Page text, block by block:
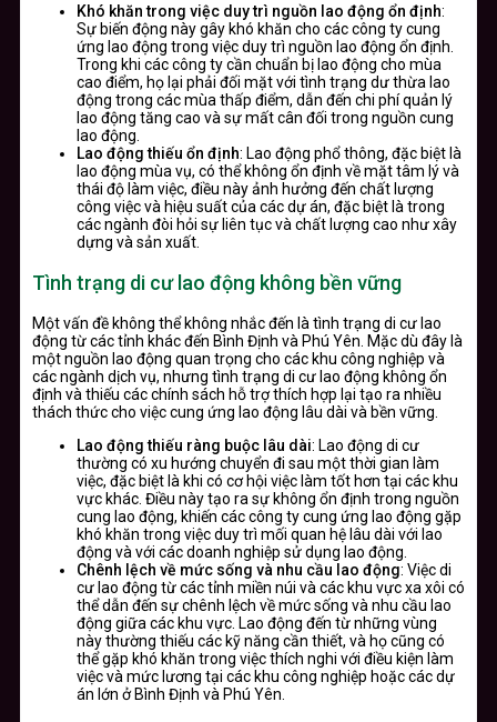
Khó khăn trong việc duy trì nguồn lao động ổn định:
Sự biến động này gây khó khăn cho các công ty cung
ứng lao động trong việc duy trì nguồn lao động ổn định.
Trong khi các công ty cần chuẩn bị lao động cho mùa
cao điểm, họ lại phải đối mặt với tình trạng dư thừa lao
động trong các mùa thấp điểm, dẫn đến chi phí quản lý
lao động tăng cao và sự mất cân đối trong nguồn cung
lao động.
Lao động thiếu ổn định: Lao động phổ thông, đặc biệt là
lao động mùa vụ, có thể không ổn định về mặt tâm lý và
thái độ làm việc, điều này ảnh hưởng đến chất lượng
công việc và hiệu suất của các dự án, đặc biệt là trong
các ngành đòi hỏi sự liên tục và chất lượng cao như xây
dựng và sản xuất.
Tình trạng di cư lao động không bền vững
Một vấn đề không thể không nhắc đến là tình trạng di cư lao
động từ các tỉnh khác đến Bình Định và Phú Yên. Mặc dù đây là
một nguồn lao động quan trọng cho các khu công nghiệp và
các ngành dịch vụ, nhưng tình trạng di cư lao động không ổn
định và thiếu các chính sách hỗ trợ thích hợp lại tạo ra nhiều
thách thức cho việc cung ứng lao động lâu dài và bền vững.
Lao động thiếu ràng buộc lâu dài: Lao động di cư
thường có xu hướng chuyển đi sau một thời gian làm
việc, đặc biệt là khi có cơ hội việc làm tốt hơn tại các khu
vực khác. Điều này tạo ra sự không ổn định trong nguồn
cung lao động, khiến các công ty cung ứng lao động gặp
khó khăn trong việc duy trì mối quan hệ lâu dài với lao
động và với các doanh nghiệp sử dụng lao động.
Chênh lệch về mức sống và nhu cầu lao động: Việc di
cư lao động từ các tỉnh miền núi và các khu vực xa xôi có
thể dẫn đến sự chênh lệch về mức sống và nhu cầu lao
động giữa các khu vực. Lao động đến từ những vùng
này thường thiếu các kỹ năng cần thiết, và họ cũng có
thể gặp khó khăn trong việc thích nghi với điều kiện làm
việc và mức lương tại các khu công nghiệp hoặc các dự
án lớn ở Bình Định và Phú Yên.